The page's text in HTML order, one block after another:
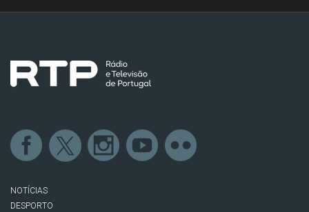
NOTÍCIAS
DESPORTO